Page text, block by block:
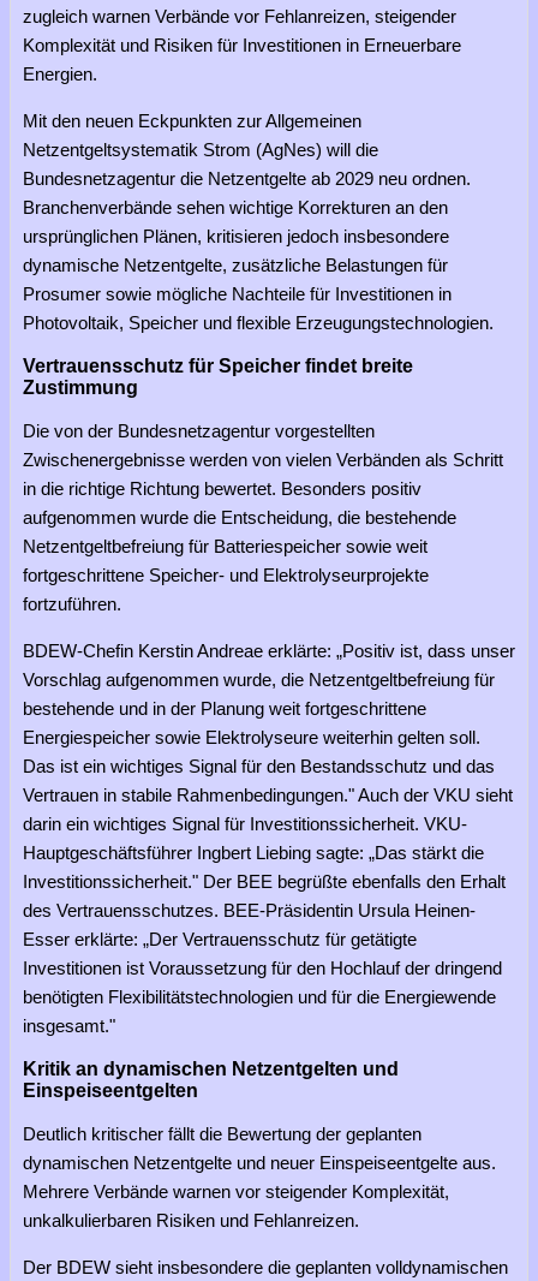
zugleich warnen Verbände vor Fehlanreizen, steigender
Komplexität und Risiken für Investitionen in Erneuerbare
Energien.
Mit den neuen Eckpunkten zur Allgemeinen
Netzentgeltsystematik Strom (AgNes) will die
Bundesnetzagentur die Netzentgelte ab 2029 neu ordnen.
Branchenverbände sehen wichtige Korrekturen an den
ursprünglichen Plänen, kritisieren jedoch insbesondere
dynamische Netzentgelte, zusätzliche Belastungen für
Prosumer sowie mögliche Nachteile für Investitionen in
Photovoltaik, Speicher und flexible Erzeugungstechnologien.
Vertrauensschutz für Speicher findet breite
Zustimmung
Die von der Bundesnetzagentur vorgestellten
Zwischenergebnisse werden von vielen Verbänden als Schritt
in die richtige Richtung bewertet. Besonders positiv
aufgenommen wurde die Entscheidung, die bestehende
Netzentgeltbefreiung für Batteriespeicher sowie weit
fortgeschrittene Speicher- und Elektrolyseurprojekte
fortzuführen.
BDEW-Chefin Kerstin Andreae erklärte: „Positiv ist, dass unser
Vorschlag aufgenommen wurde, die Netzentgeltbefreiung für
bestehende und in der Planung weit fortgeschrittene
Energiespeicher sowie Elektrolyseure weiterhin gelten soll.
Das ist ein wichtiges Signal für den Bestandsschutz und das
Vertrauen in stabile Rahmenbedingungen." Auch der VKU sieht
darin ein wichtiges Signal für Investitionssicherheit. VKU-
Hauptgeschäftsführer Ingbert Liebing sagte: „Das stärkt die
Investitionssicherheit." Der BEE begrüßte ebenfalls den Erhalt
des Vertrauensschutzes. BEE-Präsidentin Ursula Heinen-
Esser erklärte: „Der Vertrauensschutz für getätigte
Investitionen ist Voraussetzung für den Hochlauf der dringend
benötigten Flexibilitätstechnologien und für die Energiewende
insgesamt."
Kritik an dynamischen Netzentgelten und
Einspeiseentgelten
Deutlich kritischer fällt die Bewertung der geplanten
dynamischen Netzentgelte und neuer Einspeiseentgelte aus.
Mehrere Verbände warnen vor steigender Komplexität,
unkalkulierbaren Risiken und Fehlanreizen.
Der BDEW sieht insbesondere die geplanten volldynamischen